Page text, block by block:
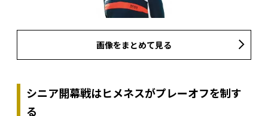
画像をまとめて見る
シニア開幕戦はヒメネスがプレーオフを制す
る